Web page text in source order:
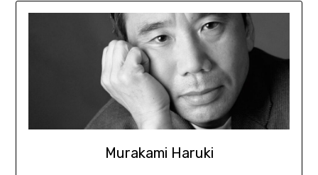
Murakami Haruki